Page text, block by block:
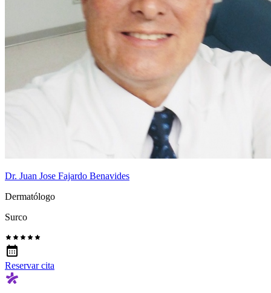
Dr. Juan Jose Fajardo Benavides
Dermatólogo
Surco
Reservar cita